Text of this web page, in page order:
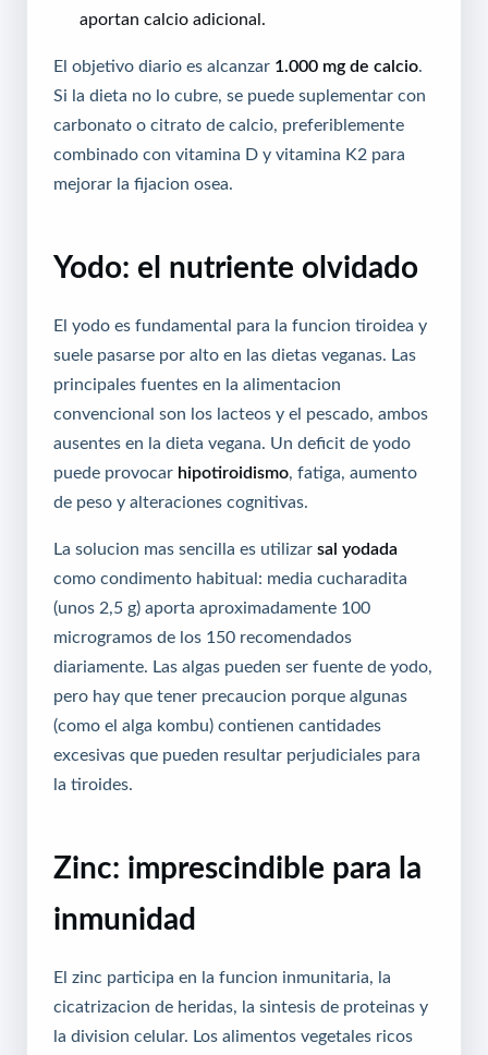
aportan calcio adicional.
El objetivo diario es alcanzar 1.000 mg de calcio
Si la dieta no lo cubre, se puede suplementar con
carbonato o citrato de calcio, preferiblemente
combinado con vitamina D y vitamina K2 para
mejorar la fijacion osea.
Yodo: el nutriente olvidado
El yodo es fundamental para la funcion tiroidea y
suele pasarse por alto en las dietas veganas. Las
principales fuentes en la alimentacion
convencional son los lacteos y el pescado, ambos
ausentes en la dieta vegana. Un deficit de yodo
puede provocar hipotiroidismo , fatiga, aumento
de peso y alteraciones cognitivas.
La solucion mas sencilla es utilizar sal yodada
como condimento habitual: media cucharadita
(unos 2,5 g) aporta aproximadamente 100
microgramos de los 150 recomendados
diariamente. Las algas pueden ser fuente de yodo,
pero hay que tener precaucion porque algunas
(como el alga kombu) contienen cantidades
excesivas que pueden resultar perjudiciales para
la tiroides.
Zinc: imprescindible para la
inmunidad
El zinc participa en la funcion inmunitaria, la
cicatrizacion de heridas, la sintesis de proteinas y
la division celular. Los alimentos vegetales ricos